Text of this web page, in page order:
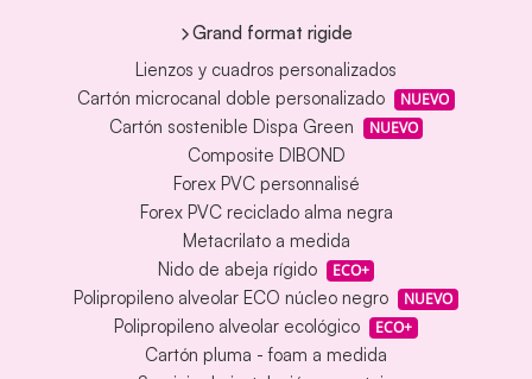
Grand format rigide
Lienzos y cuadros personalizados
Cartón microcanal doble personalizado
NUEVO
Cartón sostenible Dispa Green NUEVO
Composite DIBOND
Forex PVC personnalisé
Forex PVC reciclado alma negra
Metacrilato a medida
Nido de abeja rígido
ECO+
Polipropileno alveolar ECO núcleo negro NUEVO
Polipropileno alveolar ecológico ECO+
Cartón pluma - foam a medida